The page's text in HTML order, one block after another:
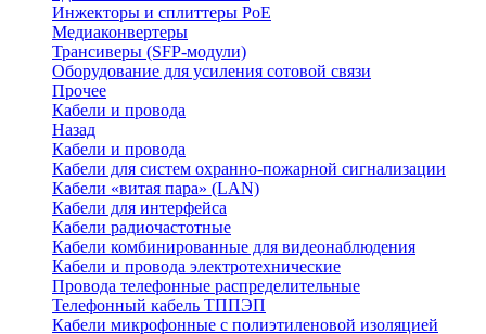
Инжекторы и сплиттеры PoE
Медиаконвертеры
Трансиверы (SFP-модули)
Оборудование для усиления сотовой связи
Прочее
Кабели и провода
Назад
Кабели и провода
Кабели для систем охранно-пожарной сигнализации
Кабели «витая пара» (LAN)
Кабели для интерфейса
Кабели радиочастотные
Кабели комбинированные для видеонаблюдения
Кабели и провода электротехнические
Провода телефонные распределительные
Телефонный кабель ТППЭП
Кабели микрофонные с полиэтиленовой изоляцией